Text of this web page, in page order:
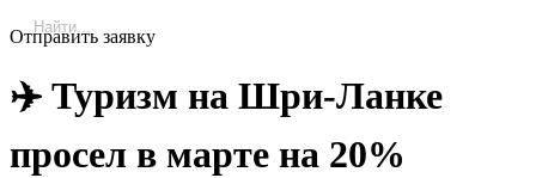
Отправить заявку
✈️ Туризм на Шри-Ланке
просел в марте на 20%